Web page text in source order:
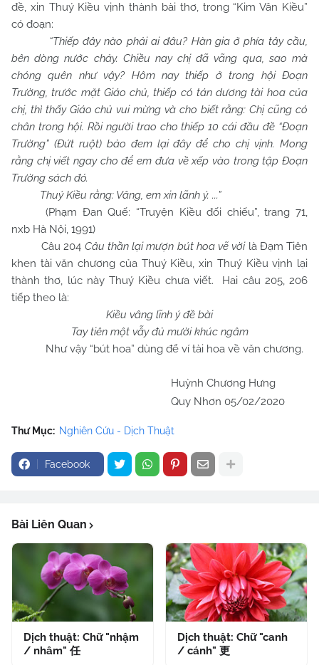
đề, xin Thuý Kiều vịnh thành bài thơ, trong “Kim Vân Kiều”
có đoạn:
“Thiếp đây nào phải ai đâu? Hàn gia ở phía tây cầu,
bên dòng nước chảy. Chiều nay chị đã vãng qua, sao mà
chóng quên như vậy? Hôm nay thiếp ở trong hội Đoạn
Trường, trước mặt Giáo chủ, thiếp có tán dương tài hoa của
chị, thì thấy Giáo chủ vui mừng và cho biết rằng: Chị cũng có
chân trong hội. Rồi người trao cho thiếp 10 cái đầu đề “Đoạn
Trường” (Đứt ruột) bảo đem lại đây để cho chị vịnh. Mong
rằng chị viết ngay cho để em đưa về xếp vào trong tập Đoạn
Trường sách đó.
Thuý Kiều rằng: Vâng, em xin lãnh ý. ...”
(Phạm Đan Quế: “Truyện Kiều đối chiếu”, trang 71,
nxb Hà Nội, 1991)
Câu 204 Câu thần lại mượn bút hoa vẽ vời là Đạm Tiên
khen tài văn chương của Thuý Kiều, xin Thuý Kiều vịnh lại
thành thơ, lúc này Thuý Kiều chưa viết. Hai câu 205, 206
tiếp theo là:
Kiều vâng lĩnh ý đề bài
Taytiên một vẫy đủ mười khúc ngâm
Như vậy “bút hoa” dùng để ví tài hoa về văn chương.
Huỳnh Chương Hưng
Quy Nhơn 05/02/2020
Thư Mục: Nghiên Cứu - Dịch Thuật
Facebook
Bài Liên Quan
Dịch thuật: Chữ "nhậm
/ nhâm" 任
Dịch thuật: Chữ "canh
/ cánh" 更